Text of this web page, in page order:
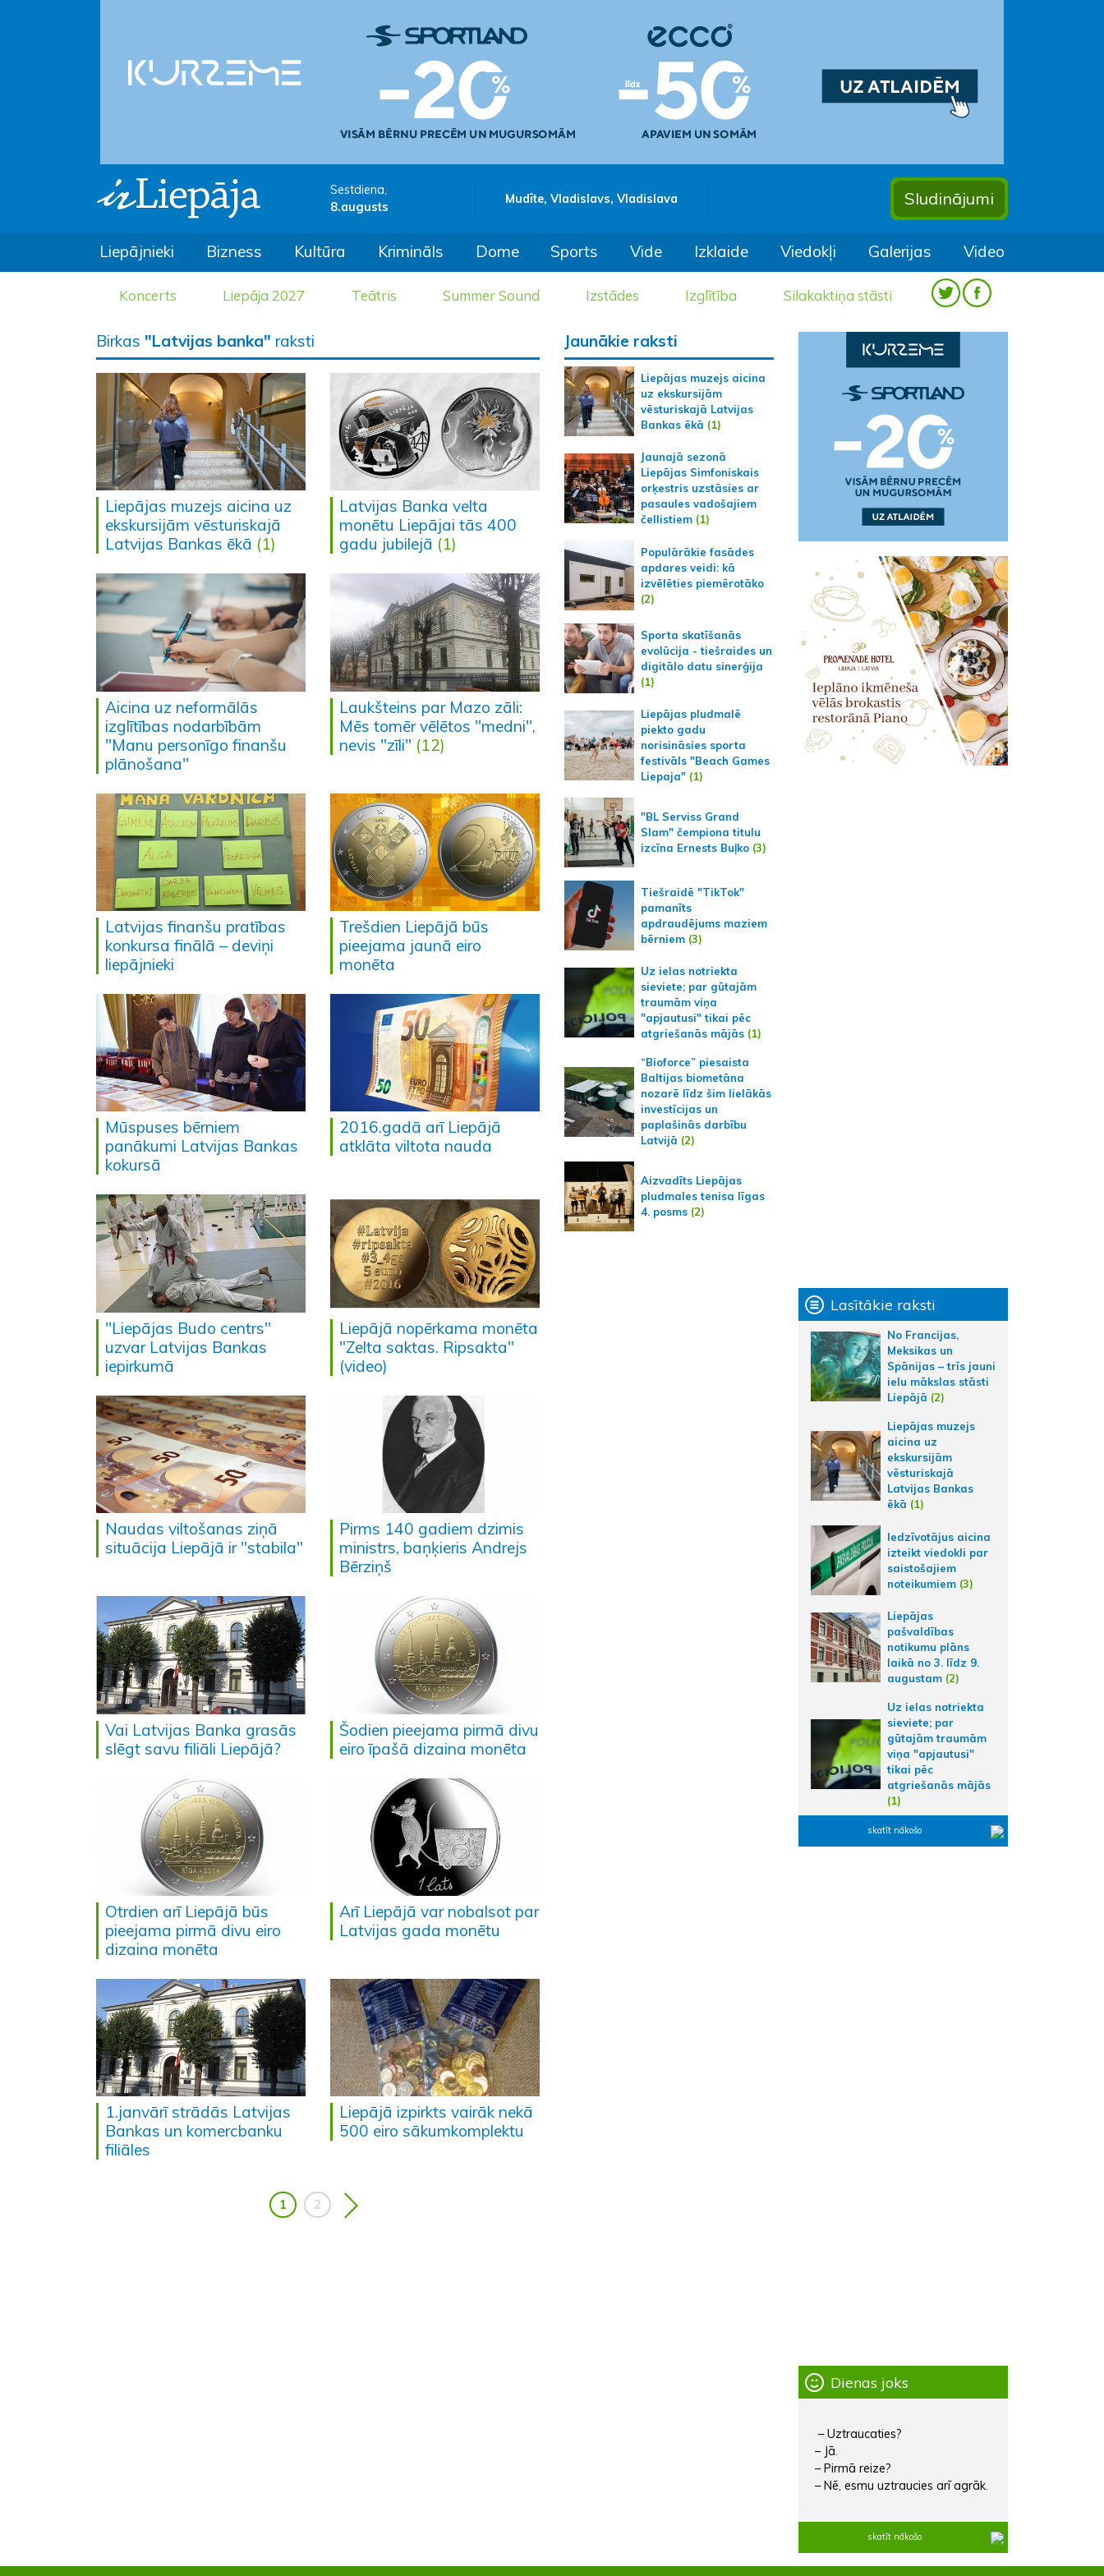
Sestdiena,
8.augusts
Mudīte, Vladislavs, Vladislava Sludinājumi
Liepājnieki Bizness Kultūra Krimināls Dome Sports Vide Izklaide Viedokļi Galerijas Video
Koncerts Liepāja 2027 Teātris Summer Sound Izstādes Izglītība Silakaktiņa stāsti
Birkas "Latvijas banka" raksti
Liepājas muzejs aicina uz
ekskursijām vēsturiskajā
Latvijas Bankas ēkā (1)
Latvijas Banka velta
monētu Liepājai tās 400
gadu jubilejā (1)
Aicina uz neformālās
izglītības nodarbībām
"Manu personīgo finanšu
plānošana"
Laukšteins par Mazo zāli:
Mēs tomēr vēlētos "medni",
nevis "zīli" (12)
Latvijas finanšu pratības
konkursa finālā – deviņi
liepājnieki
Trešdien Liepājā būs
pieejama jaunā eiro
monēta
Mūspuses bērniem
panākumi Latvijas Bankas
kokursā
2016.gadā arī Liepājā
atklāta viltota nauda
"Liepājas Budo centrs"
uzvar Latvijas Bankas
iepirkumā
Liepājā nopērkama monēta
"Zelta saktas. Ripsakta"
(video)
Naudas viltošanas ziņā
situācija Liepājā ir "stabila"
Pirms 140 gadiem dzimis
ministrs, baņķieris Andrejs
Bērziņš
Vai Latvijas Banka grasās
slēgt savu filiāli Liepājā?
Šodien pieejama pirmā divu
eiro īpašā dizaina monēta
Otrdien arī Liepājā būs
pieejama pirmā divu eiro
dizaina monēta
Arī Liepājā var nobalsot par
Latvijas gada monētu
1.janvārī strādās Latvijas
Bankas un komercbanku
filiāles
Liepājā izpirkts vairāk nekā
500 eiro sākumkomplektu
1 2
Jaunākie raksti
Liepājas muzejs aicina
uz ekskursijām
vēsturiskajā Latvijas
Bankas ēkā (1)
Jaunajā sezonā
Liepājas Simfoniskais
orķestris uzstāsies ar
pasaules vadošajiem
čellistiem (1)
Populārākie fasādes
apdares veidi: kā
izvēlēties piemērotāko
(2)
Sporta skatīšanās
evolūcija - tiešraides un
digitālo datu sinerģija
(1)
Liepājas pludmalē
piekto gadu
norisināsies sporta
festivāls "Beach Games
Liepaja" (1)
"BL Serviss Grand
Slam" čempiona titulu
izcīna Ernests Buļko (3)
Tiešraidē "TikTok"
pamanīts
apdraudējums maziem
bērniem (3)
Uz ielas notriekta
sieviete; par gūtajām
traumām viņa
"apjautusi" tikai pēc
atgriešanās mājās (1)
“Bioforce” piesaista
Baltijas biometāna
nozarē līdz šim lielākās
investīcijas un
paplašinās darbību
Latvijā (2)
Aizvadīts Liepājas
pludmales tenisa līgas
4. posms (2)
Lasītākie raksti
No Francijas,
Meksikas un
Spānijas – trīs jauni
ielu mākslas stāsti
Liepājā (2)
Liepājas muzejs
aicina uz
ekskursijām
vēsturiskajā
Latvijas Bankas
ēkā (1)
Iedzīvotājus aicina
izteikt viedokli par
saistošajiem
noteikumiem (3)
Liepājas
pašvaldības
notikumu plāns
laikā no 3. līdz 9.
augustam (2)
Uz ielas notriekta
sieviete; par
gūtajām traumām
viņa "apjautusi"
tikai pēc
atgriešanās mājās
(1)
skatīt nākošo
Dienas joks
– Uztraucaties?
– Jā.
– Pirmā reize?
– Nē, esmu uztraucies arī agrāk.
skatīt nākošo